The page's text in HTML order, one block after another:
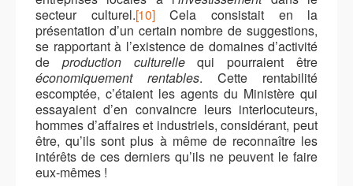
secteur culturel.[10]Cela consistait en la
présentation d’un certain nombre de suggestions,
se rapportant à l’existence de domaines d’activité
de production culturellequi pourraient être
économiquement rentables. Cette rentabilité
escomptée, c’étaient les agents du Ministère qui
essayaient d’en convaincre leurs interlocuteurs,
hommes d’affaires et industriels, considérant, peut
être, qu’ils sont plus à même de reconnaître les
intérêts de ces derniers qu’ils ne peuvent le faire
eux-mêmes !